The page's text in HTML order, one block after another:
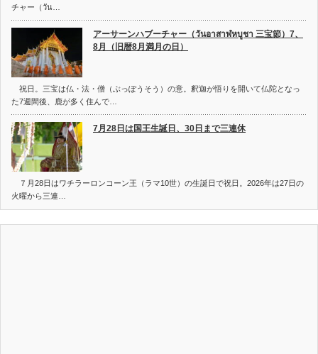
チャー（วัน…
アーサーンハブーチャー（วันอาสาฬหบูชา 三宝節）7、
8月（旧暦8月満月の日）
祝日。三宝は仏・法・僧（ぶっぽうそう）の意。釈迦が悟りを開いて仏陀となっ
た7週間後、鹿が多く住んで…
7月28日は国王生誕日、30日まで三連休
７月28日はワチラーロンコーン王（ラマ10世）の生誕日で祝日。2026年は27日の
火曜から三連…